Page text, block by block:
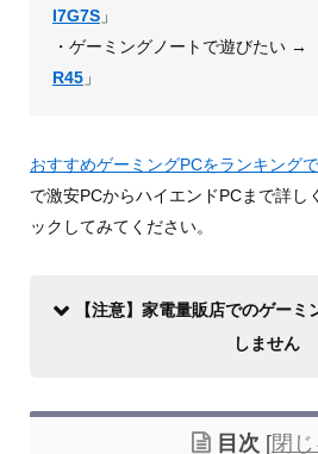
I7G7S」
・ゲーミングノートで遊びたい →
R45」
おすすめゲーミングPCをランキング
で激安PCからハイエンドPCまで詳し
ックしてみてください。
【注意】家電量販店でのゲー
しません
目次 [閉じ